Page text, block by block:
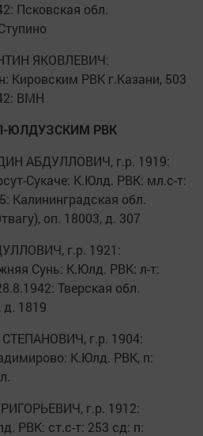
Псковская обл.
ЯКОВЛЕВИЧ:
Кировским РВК г.Казани, 503
ВМН
ЮЛДУЗСКИМ РВК
АБДУЛЛОВИЧ, г.р. 1919:
Сукаче: К.Юлд. РВК: мл.с-т:
Калининградская обл.
оп. 18003, д. 307
г.р. 1921:
Сунь: К.Юлд. РВК: л-т:
Тверская обл.
1819
г.р. 1904:
К.Юлд. РВК, п:
г.р. 1912:
РВК: ст.с-т: 253 сд: п: